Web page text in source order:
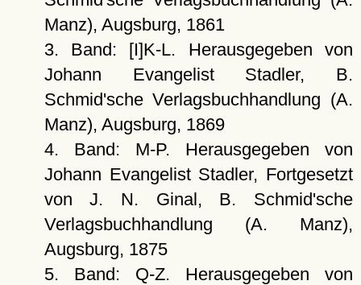
Manz), Augsburg, 1861
3. Band: [I]K-L. Herausgegeben von
Johann Evangelist Stadler, B.
Schmid'sche Verlagsbuchhandlung (A.
Manz), Augsburg, 1869
4. Band: M-P. Herausgegeben von
Johann Evangelist Stadler, Fortgesetzt
von J. N. Ginal, B. Schmid'sche
Verlagsbuchhandlung (A. Manz),
Augsburg, 1875
5. Band: Q-Z. Herausgegeben von